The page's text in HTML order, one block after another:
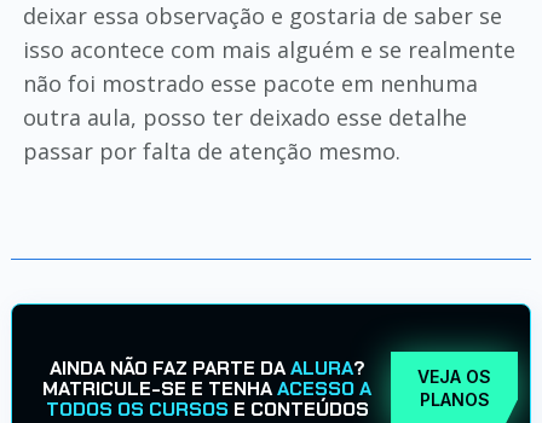
deixar essa observação e gostaria de saber se
isso acontece com mais alguém e se realmente
não foi mostrado esse pacote em nenhuma
outra aula, posso ter deixado esse detalhe
passar por falta de atenção mesmo.
AINDA NÃO FAZ PARTE DAALURA?
MATRICULE-SE E TENHAACESSO A
TODOS OS CURSOS E CONTEÚDOS
VEJA OS
PLANOS